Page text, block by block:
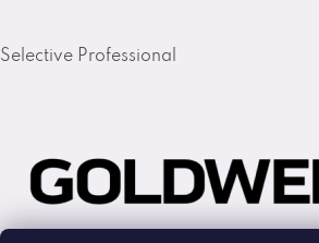
Selective Professional